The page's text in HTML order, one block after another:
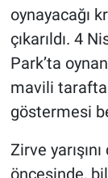
oynayacağı
çıkarıldı. 4
Park’ta
mavili
göstermesi
Zirve
POLİTİKA
SPOR
MAGAZİN